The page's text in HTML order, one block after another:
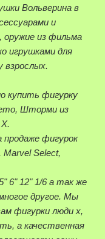
Вольверина в
и
из фильма
игрушками для
взрослых.
купить фигурку
Шторми из
продаже фигурок
Select,
6" 12" 1/6 а так же
другое. Мы
фигурки люди x,
а качественная